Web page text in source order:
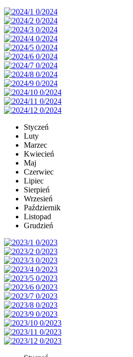
Styczeń
Luty
Marzec
Kwiecień
Maj
Czerwiec
Lipiec
Sierpień
Wrzesień
Październik
Listopad
Grudzień